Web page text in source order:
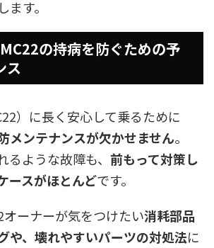
す。
の持病を防ぐための予
ス
）に長く安心して乗るために
メンテナンスが欠かせません。
るような故障も、 前もって対策し
ースがほとんどです。
オーナーが気をつけたい消耗部品
や、壊れやすいパーツの対処法に